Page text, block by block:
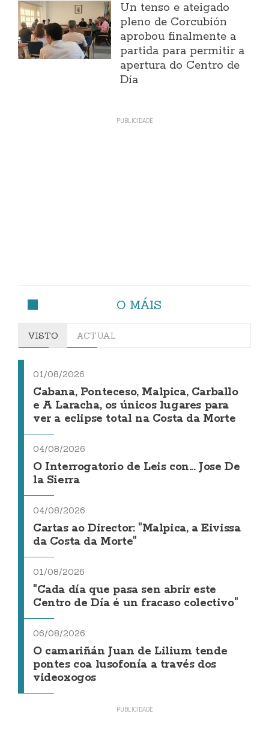
Un tenso e ateigado
pleno de Corcubión
aprobou finalmente a
partida para permitir a
apertura do Centro de
Día
O MÁIS
VISTO ACTUAL
01/08/2026
Cabana, Ponteceso, Malpica, Carballo
e A Laracha, os únicos lugares para
ver a eclipse total na Costa da Morte
04/08/2026
O Interrogatorio de Leis con... Jose De
la Sierra
04/08/2026
Cartas ao Director: "Malpica, a Eivissa
da Costa da Morte"
01/08/2026
"Cada día que pasa sen abrir este
Centro de Día é un fracaso colectivo"
06/08/2026
O camariñán Juan de Lilium tende
pontes coa lusofonía a través dos
videoxogos